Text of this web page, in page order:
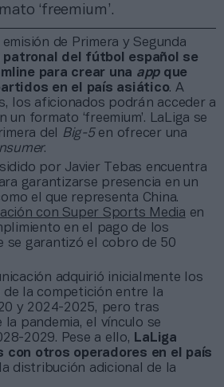
‘freemium’.
emisión de Primera y Segunda
patronal del fútbol español se
para crear una appque
en el país asiático. A
los aficionados podrán acceder a
formato ‘freemium’. LaLiga se
del
Big-5 en ofrecer una
.
por Javier Tebas encuentra
garantizarse presencia en un
el que representa China.
con Super Sports Media en
en el pago de los
se garantizó el cobro de 50
adquirió inicialmente los
de la competición entre la
y 2024-2025, pero tras
pandemia, el vínculo se
2029. Pese a ello, LaLiga
con otros operadores en el país
distribución adicional de la